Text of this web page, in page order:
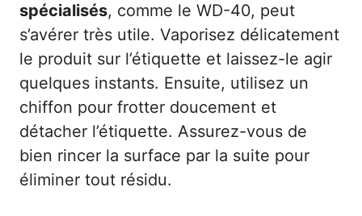
spécialisés, comme le WD-40, peut
s’avérer très utile. Vaporisez délicatement
le produit sur l’étiquette et laissez-le agir
quelques instants. Ensuite, utilisez un
chiffon pour frotter doucement et
détacher l’étiquette. Assurez-vous de
bien rincer la surface par la suite pour
éliminer tout résidu.